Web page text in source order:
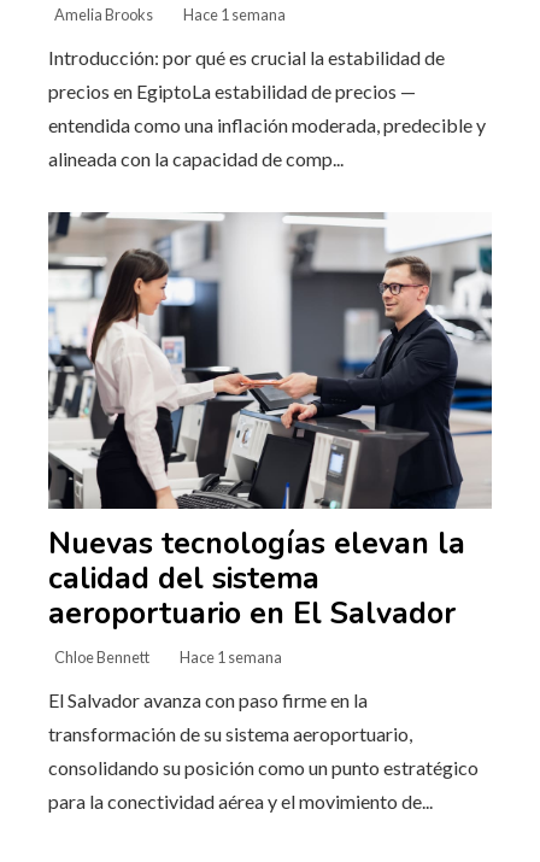
Amelia Brooks Hace 1 semana
Introducción: por qué es crucial la estabilidad de
precios en EgiptoLa estabilidad de precios —
entendida como una inflación moderada, predecible y
alineada con la capacidad de comp...
Nuevas tecnologías elevan la
calidad del sistema
aeroportuario en El Salvador
Chloe Bennett Hace 1 semana
El Salvador avanza con paso firme en la
transformación de su sistema aeroportuario,
consolidando su posición como un punto estratégico
para la conectividad aérea y el movimiento de...